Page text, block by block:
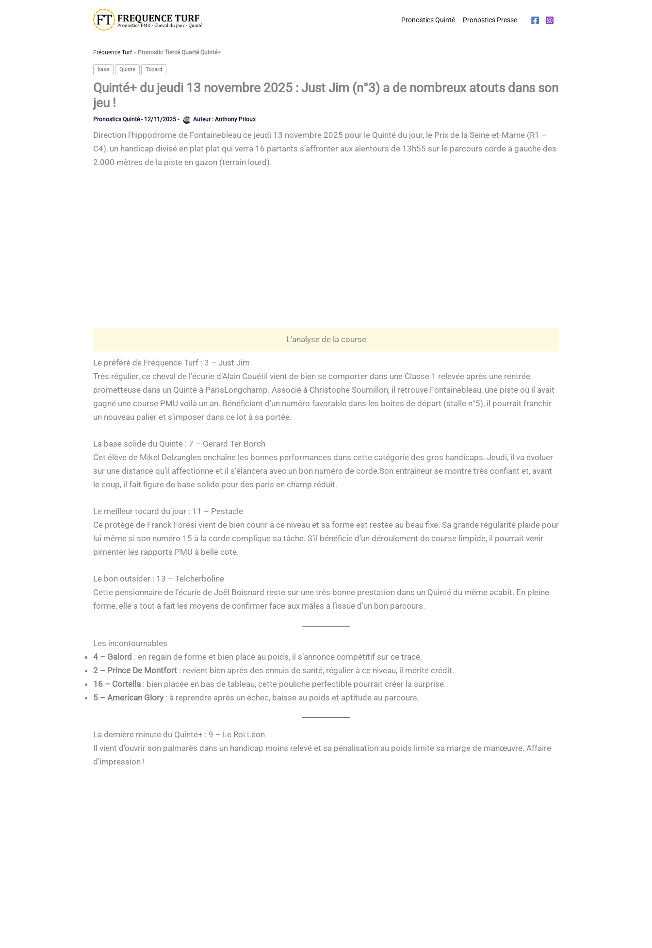
Pronostics Quinté Pronostics Presse
Fréquence Turf> Pronostic Tiercé Quarté Quinté+
base Quinte Tocard
Quinté+ du jeudi 13 novembre 2025 : Just Jim (n°3) a de nombreux atouts dans son
jeu !
Pronostics Quinté- 12/11/2025 - Auteur : Anthony Prioux
Direction l’hippodrome de Fontainebleau ce jeudi 13 novembre 2025 pour le Quinté du jour, le Prix de la Seine-et-Marne (R1 –
C4), un handicap divisé en plat plat qui verra 16 partants s’affronter aux alentours de 13h55 sur le parcours corde à gauche des
2.000 mètres de la piste en gazon (terrain lourd).
L’analyse de la course
Le préféré de Fréquence Turf : 3 – Just Jim
Très régulier, ce cheval de l’écurie d’Alain Couétil vient de bien se comporter dans une Classe 1 relevée après une rentrée
prometteuse dans un Quinté à ParisLongchamp. Associé à Christophe Soumillon, il retrouve Fontainebleau, une piste où il avait
gagné une course PMU voilà un an. Bénéficiant d’un numéro favorable dans les boites de départ (stalle n°5), il pourrait franchir
un nouveau palier et s’imposer dans ce lot à sa portée.
La base solide du Quinté : 7 – Gerard Ter Borch
Cet élève de Mikel Delzangles enchaîne les bonnes performances dans cette catégorie des gros handicaps. Jeudi, il va évoluer
sur une distance qu’il affectionne et il s’élancera avec un bon numéro de corde.Son entraîneur se montre très confiant et, avant
le coup, il fait figure de base solide pour des paris en champ réduit.
Le meilleur tocard du jour : 11 – Pestacle
Ce protégé de Franck Forési vient de bien courir à ce niveau et sa forme est restée au beau fixe. Sa grande régularité plaide pour
lui même si son numéro 15 à la corde complique sa tâche. S’il bénéficie d’un déroulement de course limpide, il pourrait venir
pimenter les rapports PMU à belle cote.
Le bon outsider : 13 – Telcherboline
Cette pensionnaire de l’écurie de Joël Boisnard reste sur une très bonne prestation dans un Quinté du même acabit. En pleine
forme, elle a tout à fait les moyens de confirmer face aux mâles à l’issue d’un bon parcours.
Les incontournables
4 – Galord : en regain de forme et bien placé au poids, il s’annonce compétitif sur ce tracé.
2 – Prince De Montfort : revient bien après des ennuis de santé, régulier à ce niveau, il mérite crédit.
16 – Cortella : bien placée en bas de tableau, cette pouliche perfectible pourrait créer la surprise.
5 – American Glory: à reprendre après un échec, baisse au poids et aptitude au parcours.
La dernière minute du Quinté+ : 9 – Le Roi Léon
Il vient d’ouvrir son palmarès dans un handicap moins relevé et sa pénalisation au poids limite sa marge de manœuvre. Affaire
d’impression !